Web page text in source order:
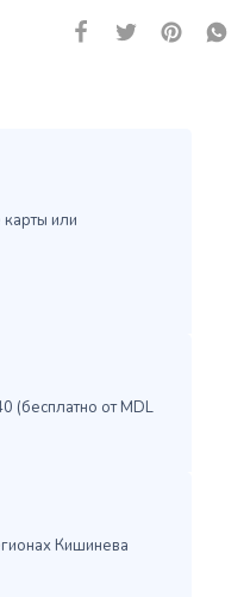
или
(бесплатно от MDL
Кишинева